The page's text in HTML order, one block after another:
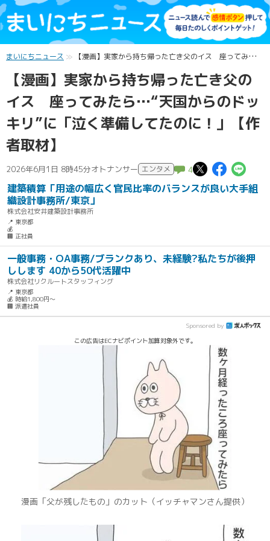
まいにちニュース 【漫画】実家から持ち帰った亡き父のイス 座ってみたら…“天国からのドッキリ”に「泣く準備してたのに！」【作者取材】
【漫画】実家から持ち帰った亡き父の
イス 座ってみたら…“天国からのドッ
キリ”に「泣く準備してたのに！」【作
者取材】
2026年6月1日 8時45分オトナンサー エンタメ 4 この記
この
建築積算「用途の幅広く官民比率のバランスが良い大手組
織設計事務所/東京」
株式会社安井建築設計事務所
📍 東京都
💰
🏢 正社員
一般事務・OA事務/ブランクあり、未経験?私たちが後押
しします 40から50代活躍中
株式会社リクルートスタッフィング
📍 東京都
💰 時給1,800円～
🏢 派遣社員
Sponsored by
この広告はECナビポイント加算対象外です。
漫画「父が残したもの」のカット（イッチャマンさん提供）